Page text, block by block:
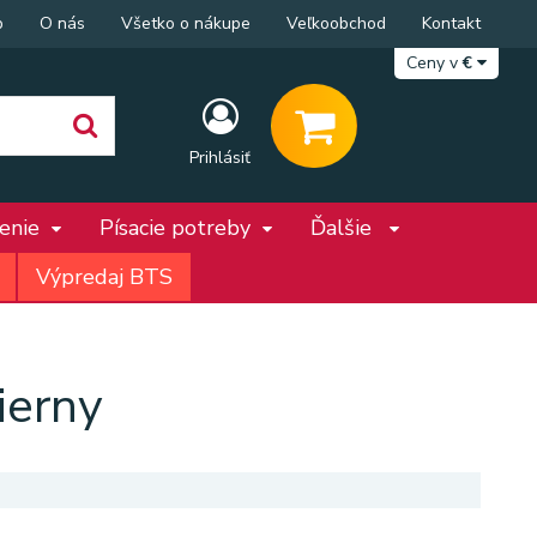
Prihlásiť
O nás Všetko o nákupe Veľkoobchod
Kontakt
Ceny v€
Písacie potreby
Ďalšie
Výpredaj BTS